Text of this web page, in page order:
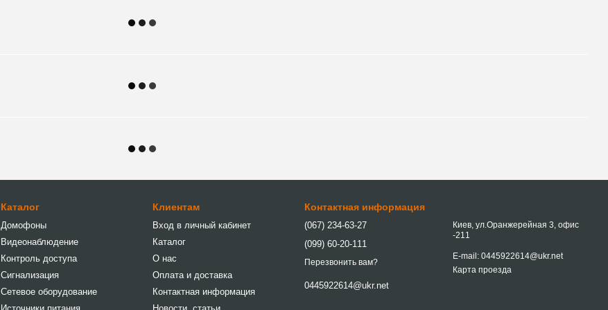
Каталог
Домофоны
Видеонаблюдение
Контроль доступа
Сигнализация
Сетевое оборудование
Клиентам
Вход в личный кабинет
Каталог
О нас
Оплата и доставка
Контактная информация
Контактная информация
(067) 234-63-27
(099) 60-20-111
Перезвонить вам?
0445922614@ukr.net
Киев, ул.Оранжерейная 3, офис
-211
E-mail: 0445922614@ukr.net
Карта проезда